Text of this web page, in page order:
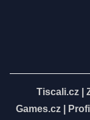
Tiscali.cz
Games.cz